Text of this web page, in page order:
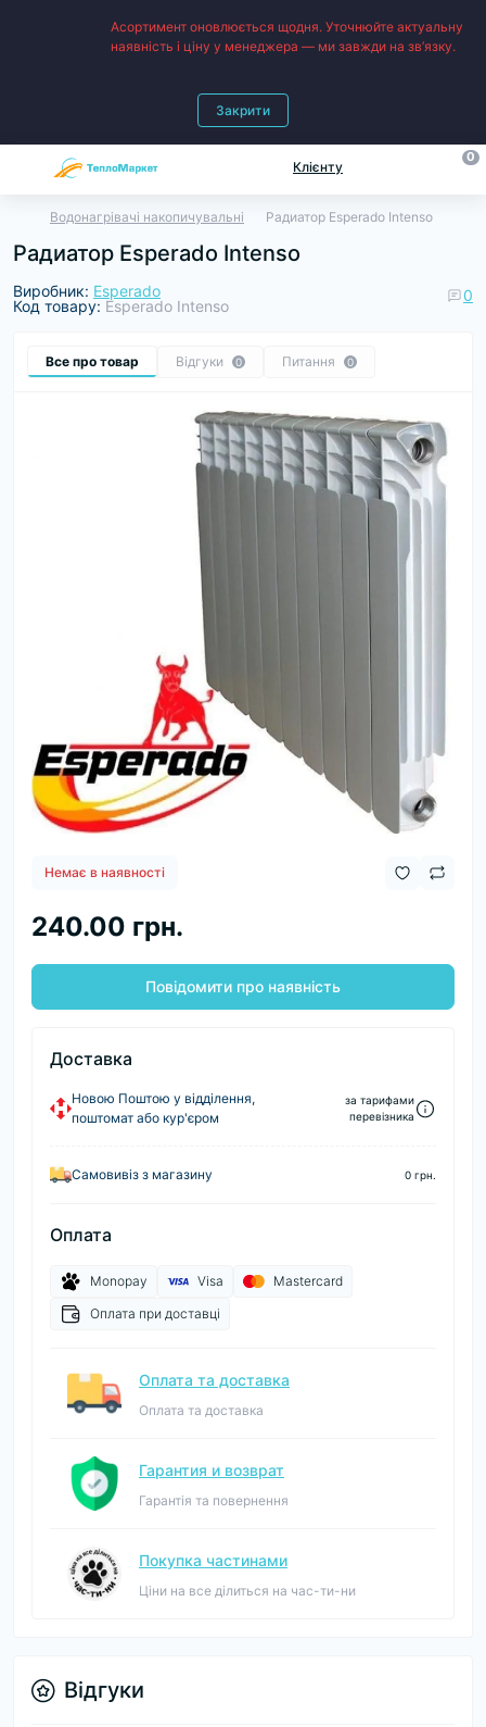
Асортимент оновлюється щодня. Уточнюйте актуальну
наявність і ціну у менеджера — ми завжди на зв’язку.
Закрити
Клієнту
0
Водонагрівачі накопичувальні Радиатор Esperado Intenso
Радиатор Esperado Intenso
Виробник: Esperado
Код товару: Esperado Intenso
0
Все про товар Відгуки 0 Питання 0
Немає в наявності
240.00 грн.
Повідомити про наявність
Доставка
Новою Поштою у відділення,
поштомат або кур'єром
за тарифами
перевізника
Самовивіз з магазину 0 грн.
Оплата
Monopay Visa
Mastercard
Оплата при доставці
Оплата та доставка
Оплата та доставка
Гарантия и возврат
Гарантія та повернення
Покупка частинами
Ціни на все ділиться на час-ти-ни
Відгуки